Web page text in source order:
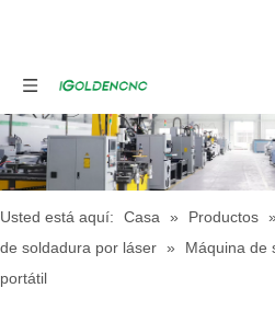
Usted está aquí: Casa » Productos »
de soldadura por láser »
Máquina de
portátil